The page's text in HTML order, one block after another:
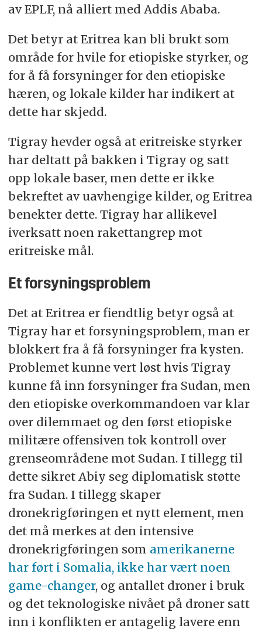
av EPLF, nå alliert med Addis Ababa.
Det betyr at Eritrea kan bli brukt som
område for hvile for etiopiske styrker, og
for å få forsyninger for den etiopiske
hæren, og lokale kilder har indikert at
dette har skjedd.
Tigray hevder også at eritreiske styrker
har deltatt på bakken i Tigray og satt
opp lokale baser, men dette er ikke
bekreftet av uavhengige kilder, og Eritrea
benekter dette. Tigray har allikevel
iverksatt noen rakettangrep mot
eritreiske mål.
Et forsyningsproblem
Det at Eritrea er fiendtlig betyr også at
Tigray har et forsyningsproblem, man er
blokkert fra å få forsyninger fra kysten.
Problemet kunne vert løst hvis Tigray
kunne få inn forsyninger fra Sudan, men
den etiopiske overkommandoen var klar
over dilemmaet og den først etiopiske
militære offensiven tok kontroll over
grenseområdene mot Sudan. I tillegg til
dette sikret Abiy seg diplomatisk støtte
fra Sudan. I tillegg skaper
dronekrigføringen et nytt element, men
det må merkes at den intensive
dronekrigføringen som amerikanerne
har ført i Somalia, ikke har vært noen
game-changer, og antallet droner i bruk
og det teknologiske nivået på droner satt
inn i konflikten er antagelig lavere enn